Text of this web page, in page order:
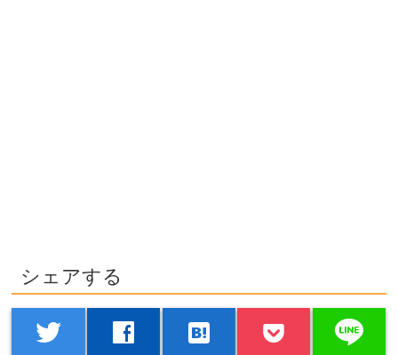
シェアする
twitter facebook hatenabookmark line